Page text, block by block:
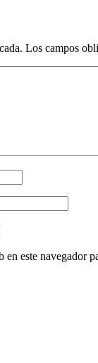
Los campos
este navegador